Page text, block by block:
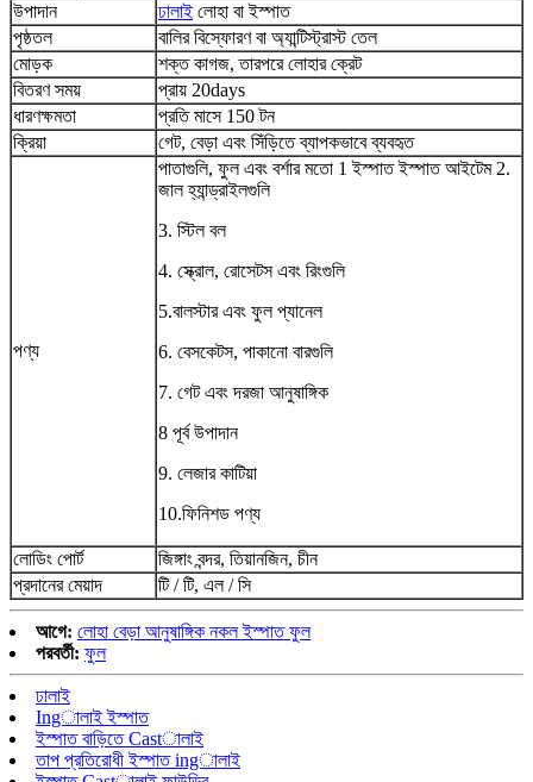
উপাদান
ঢালাই লোহা বা ইস্পাত
পৃষ্ঠতল
বালির বিস্ফোরণ বা অ্যান্টিস্ট্রাস্ট তেল
মোড়ক
শক্ত কাগজ, তারপরে লোহার ক্রেট
বিতরণ সময়
প্রায় 20days
ধারণক্ষমতা
প্রতি মাসে 150 টন
ক্রিয়া
গেট, বেড়া এবং সিঁড়িতে ব্যাপকভাবে ব্যবহৃত
পণ্য
পাতাগুলি, ফুল এবং বর্শার মতো 1 ইস্পাত ইস্পাত আইটেম 2.
জাল হ্যান্ড্রাইলগুলি
3. স্টিল বল
4. স্ক্রোল, রোসেটস এবং রিংগুলি
5.বালস্টার এবং ফুল প্যানেল
6. বেসকেটস, পাকানো বারগুলি
7. গেট এবং দরজা আনুষাঙ্গিক
8 পূর্ব উপাদান
9. লেজার কাটিয়া
10.ফিনিশড পণ্য
লোডিং পোর্ট
জিঙ্গাং বন্দর, তিয়ানজিন, চীন
প্রদানের মেয়াদ
টি / টি, এল / সি
আগে: লোহা বেড়া আনুষাঙ্গিক নকল ইস্পাত ফুল
পরবর্তী: ফুল
ঢালাই
Ingালাই ইস্পাত
ইস্পাত বাড়িতে Castালাই
তাপ প্রতিরোধী ইস্পাত ingালাই